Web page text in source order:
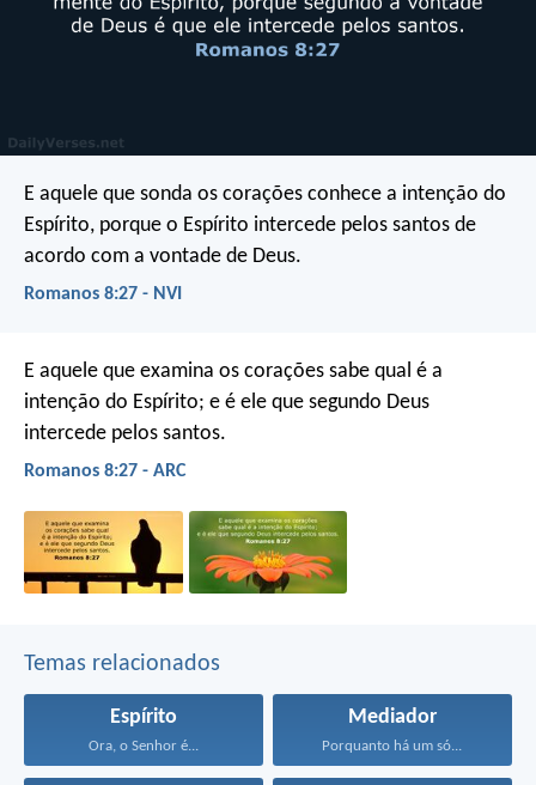
E aquele que sonda os corações conhece a intenção do
Espírito, porque o Espírito intercede pelos santos de
acordo com a vontade de Deus.
Romanos 8:27 - NVI
E aquele que examina os corações sabe qual é a
intenção do Espírito; e é ele que segundo Deus
intercede pelos santos.
Romanos 8:27 - ARC
Temas relacionados
Espírito
Ora, o Senhor é...
Mediador
Porquanto há um só...